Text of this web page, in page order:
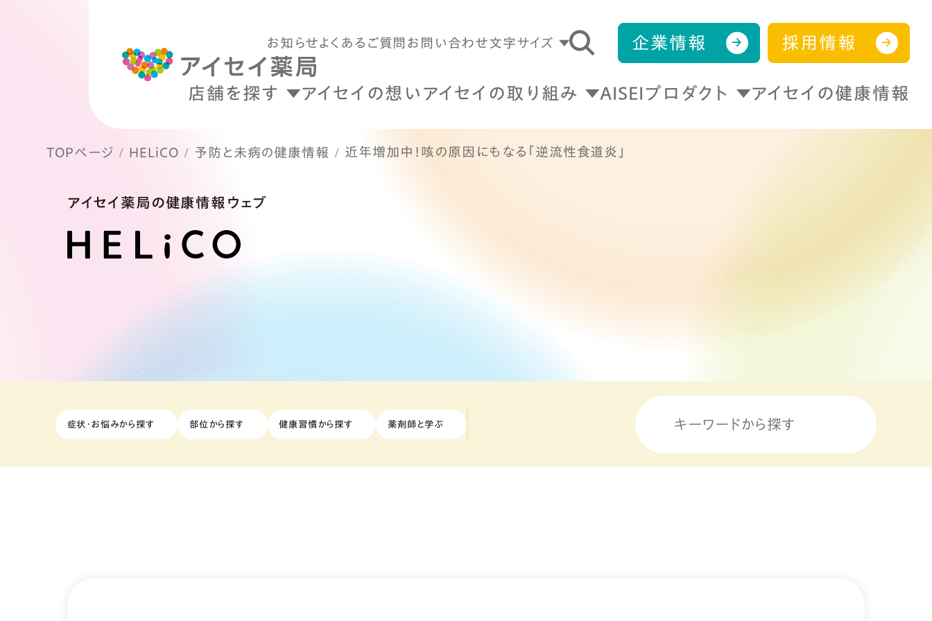
お知らせよくあるご質問 お問い合わせ文字サイズ 企業情報 採用情報
店舗を探す アイセイの想い アイセイの取り組み AISEIプロダクト アイセイの健康情報
TOPページ HELiCO 予防と未病の健康情報 近年増加中！咳の原因にもなる「逆流性食道炎」
アイセイ薬局の健康情報ウェブ
症状・お悩みから探す 部位から探す 健康習慣から探す 薬剤師と学ぶ